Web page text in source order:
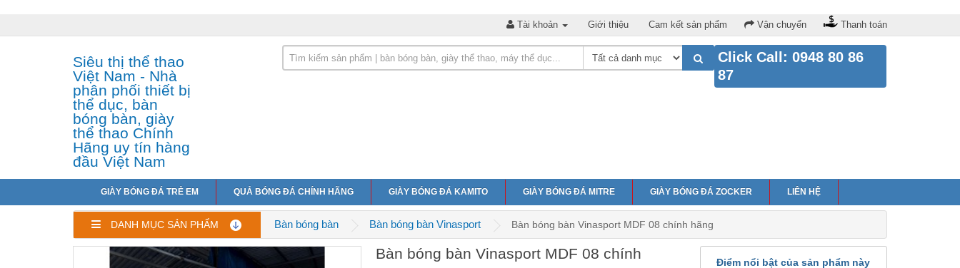
Tài khoản Giới thiệu Cam kết sản phẩm Vận chuyển Thanh toán
Siêu thị thể thao
Việt Nam - Nhà
phân phối thiết bị
thể dục, bàn
bóng bàn, giày
thể thao Chính
Hãng uy tín hàng
đầu Việt Nam
Click Call: 0948 80 86
87
GIÀY BÓNG ĐÁ TRẺ EM QUẢ BÓNG ĐÁ CHÍNH HÃNG GIÀY BÓNG ĐÁ KAMITO GIÀY BÓNG ĐÁ MITRE GIÀY BÓNG ĐÁ ZOCKER LIÊN HỆ
DANH MỤC SẢN PHẨM Bàn bóng bàn Bàn bóng bàn Vinasport Bàn bóng bàn Vinasport MDF 08 chính hãng
Bàn bóng bàn Vinasport MDF 08 chính
Điểm nổi bật của sản phẩm này